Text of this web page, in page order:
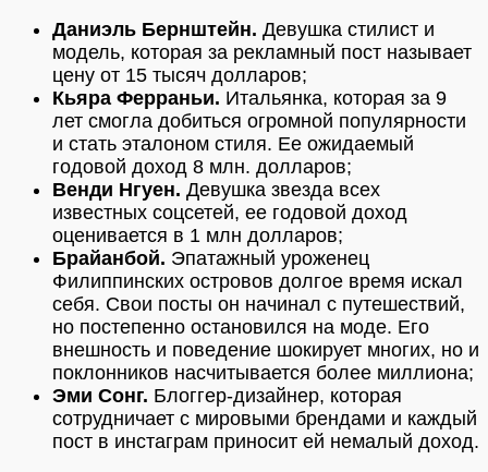
Даниэль Бернштейн. Девушка стилист и
модель, которая за рекламный пост называет
цену от 15 тысяч долларов;
Кьяра Ферраньи. Итальянка, которая за 9
лет смогла добиться огромной популярности
и стать эталоном стиля. Ее ожидаемый
годовой доход 8 млн. долларов;
Венди Нгуен. Девушка звезда всех
известных соцсетей, ее годовой доход
оценивается в 1 млн долларов;
Брайанбой. Эпатажный уроженец
Филиппинских островов долгое время искал
себя. Свои посты он начинал с путешествий,
но постепенно остановился на моде. Его
внешность и поведение шокирует многих, но и
поклонников насчитывается более миллиона;
Эми Сонг. Блоггер-дизайнер, которая
сотрудничает с мировыми брендами и каждый
пост в инстаграм приносит ей немалый доход.